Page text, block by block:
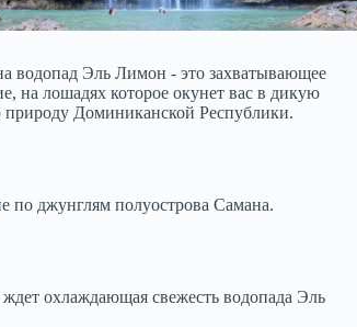
водопад Эль Лимон - это захватывающее
на лошадях которое окунет вас в дикую
природу Доминиканской Республики.
по джунглям полуострова Самана.
охлаждающая свежесть водопада Эль